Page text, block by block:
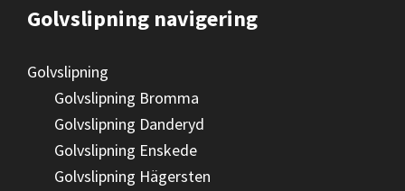
Golvslipning navigering
Golvslipning
Golvslipning Bromma
Golvslipning Danderyd
Golvslipning Enskede
Golvslipning Hägersten